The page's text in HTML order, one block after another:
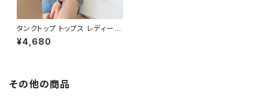
タンクトップ トップス レディース
春 夏 春夏 黒 白 ブラ紐隠し 太
め肩紐 シンプル インナー 重ね
プル 大人 きれいめ OL オフィス
カジュアル 韓国 C-TSS0011
¥4,680
その他の商品